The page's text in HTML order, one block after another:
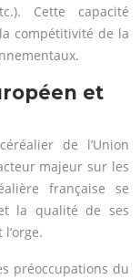
Cette capacité
compétitivité de la
et
de l’Union
majeur sur les
française se
la qualité de ses
préoccupations du